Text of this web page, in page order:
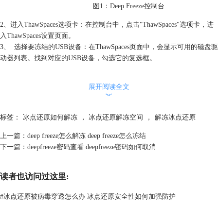
图1： Deep Freeze控制台
2、进入ThawSpaces选项卡：在控制台中，点击"ThawSpaces"选项卡，进
入ThawSpaces设置页面。
3、 选择要冻结的USB设备：在ThawSpaces页面中，会显示可用的磁盘驱
动器列表。找到对应的USB设备，勾选它的复选框。
4、应用并保存设置：完成选择后，点击"应用"或"保存"按钮，使设置生
效。
展开阅读全文
︾
标签： 冰点还原如何解冻 ， 冰点还原解冻空间 ， 解冻冰点还原
上一篇： deep freeze怎么解冻 deep freeze怎么冻结
下一篇： deepfreeze密码查看 deepfreeze密码如何取消
读者也访问过这里:
#冰点还原被病毒穿透怎么办 冰点还原安全性如何加强防护